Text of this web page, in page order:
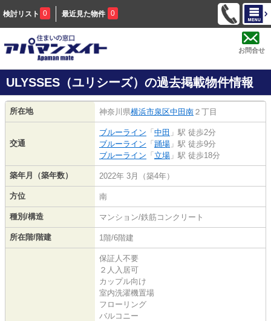
検討リスト 0 最近見た物件 0
お問合せ
ULYSSES（ユリシーズ）の過去掲載物件情報
所在地 神奈川県横浜市泉区中田南 ２丁目
交通
ブルーライン 「 中田 」駅 徒歩2分
ブルーライン 「 踊場 」駅 徒歩9分
ブルーライン 「 立場 」駅 徒歩18分
築年月（築年数） 2022年 3月（築4年）
方位 南
種別/構造 マンション/鉄筋コンクリート
所在階/階建 1階/6階建
保証人不要
２人入居可
カップル向け
室内洗濯機置場
フローリング
バルコニー